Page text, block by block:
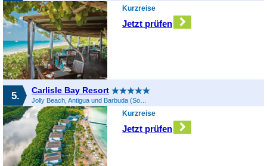
Kurzreise
Jetzt prüfen
5. Carlisle Bay Resort
Jolly Beach, Antigua und Barbuda (Sonstiges), Antigua und Barbuda
Kurzreise
Jetzt prüfen